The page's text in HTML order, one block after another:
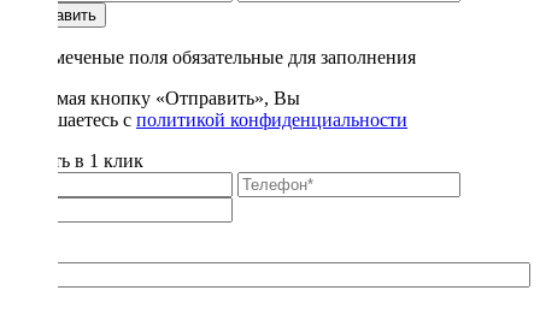
Отправить
* - отмеченые поля обязательные для заполнения
Нажимая кнопку «Отправить», Вы
соглашаетесь с политикой конфиденциальности
Купить в 1 клик